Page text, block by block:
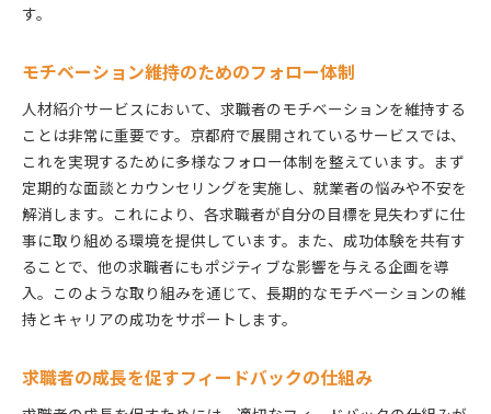
す。
モチベーション維持のためのフォロー体制
人材紹介サービスにおいて、求職者のモチベーションを維持する
ことは非常に重要です。京都府で展開されているサービスでは、
これを実現するために多様なフォロー体制を整えています。まず
定期的な面談とカウンセリングを実施し、就業者の悩みや不安を
解消します。これにより、各求職者が自分の目標を見失わずに仕
事に取り組める環境を提供しています。また、成功体験を共有す
ることで、他の求職者にもポジティブな影響を与える企画を導
入。このような取り組みを通じて、長期的なモチベーションの維
持とキャリアの成功をサポートします。
求職者の成長を促すフィードバックの仕組み